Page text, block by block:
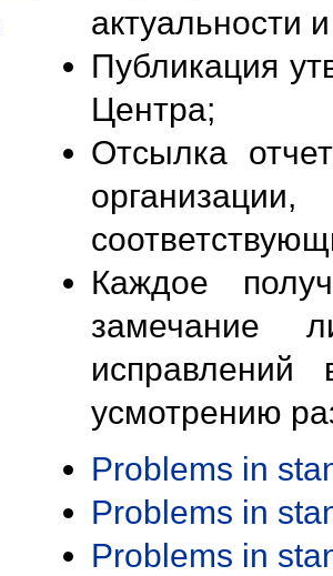
актуальности
Публикация
Центра;
Отсылка
Каждое
замечание
исправлений
усмотрению
Problems in
Problems in
Problems in